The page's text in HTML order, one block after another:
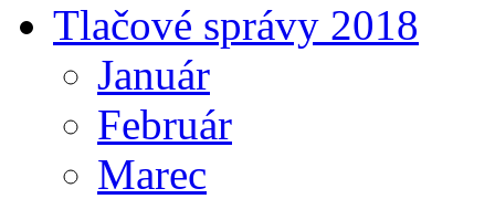
Tlačové správy 2018
Január
Február
Marec